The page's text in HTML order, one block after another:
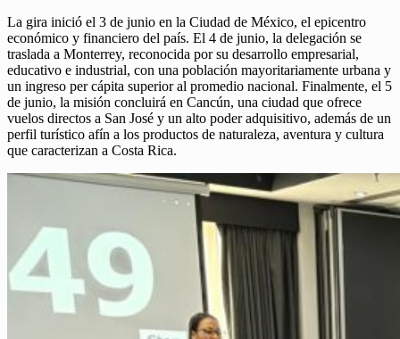
La gira inició el 3 de junio en la Ciudad de México, el epicentro
económico y financiero del país. El 4 de junio, la delegación se
traslada a Monterrey, reconocida por su desarrollo empresarial,
educativo e industrial, con una población mayoritariamente urbana y
un ingreso per cápita superior al promedio nacional. Finalmente, el 5
de junio, la misión concluirá en Cancún, una ciudad que ofrece
vuelos directos a San José y un alto poder adquisitivo, además de un
perfil turístico afín a los productos de naturaleza, aventura y cultura
que caracterizan a Costa Rica.